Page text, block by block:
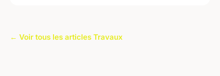
← Voir tous les articles Travaux